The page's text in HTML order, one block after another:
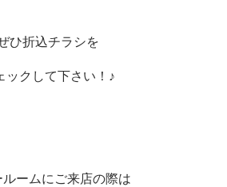
ひ折込チラシを
ックして下さい！♪
ルームにご来店の際は